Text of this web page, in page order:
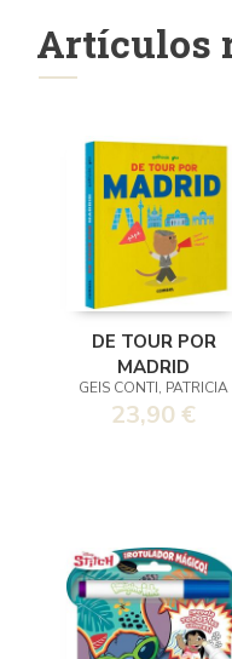
Artículos
DE TOUR POR
MADRID
GEIS CONTI, PATRICIA
23,90 €